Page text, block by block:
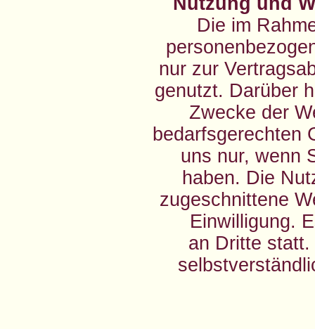
Die im
nur zur
genutzt. Darüber
Zwecke der
bedarfsgerechten
uns nur, wenn
haben. Die
zugeschnittene
Einwilligung.
an Dritte